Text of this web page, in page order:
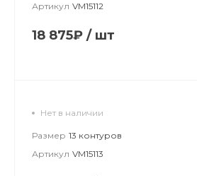
Артикул VM15112
18 875₽ / шт
Нет в наличии
Размер 13 контуров
Артикул VM15113